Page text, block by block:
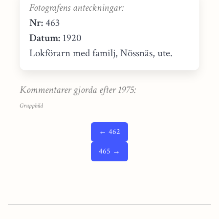
Fotografens anteckningar:
Nr:463
Datum: 1920
Lokförarn med familj, Nössnäs, ute.
Kommentarer gjorda efter 1975:
Gruppbild
← 462
465 →